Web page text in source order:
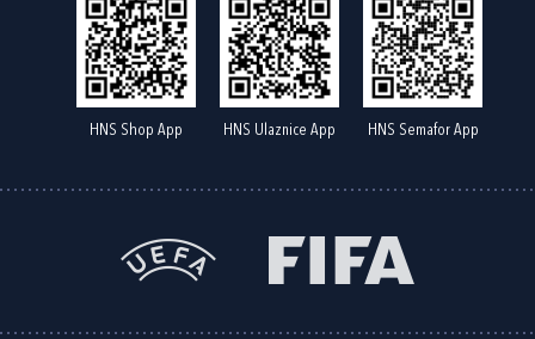
HNS Shop App HNS Ulaznice App HNS Semafor App